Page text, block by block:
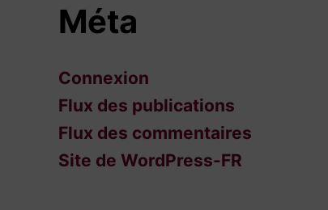
Méta
Connexion
Flux des publications
Flux des commentaires
Site de WordPress-FR